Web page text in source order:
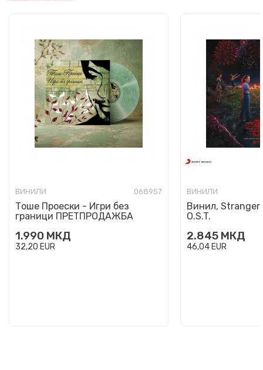
ВИНИЛИ 068957
Тоше Проески - Игри без
граници ПРЕТПРОДАЖБА
1.990 МКД
32,20 EUR
ВИНИЛИ
Винил, Stranger
O.S.T.
2.845 МКД
46,04EUR